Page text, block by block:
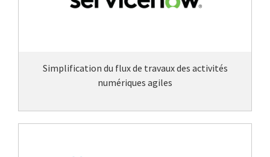
Simplification du flux de travaux des activités
numériques agiles